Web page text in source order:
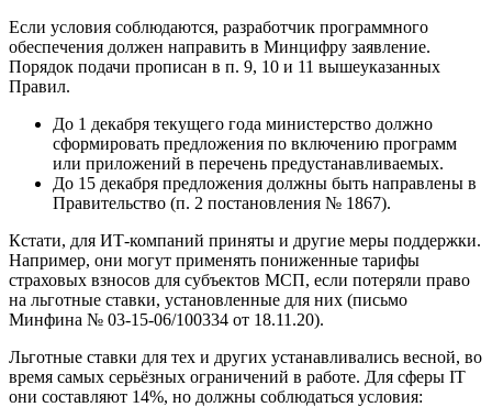
Если условия соблюдаются, разработчик программного
обеспечения должен направить в Минцифру заявление.
Порядок подачи прописан в п. 9, 10 и 11 вышеуказанных
Правил.
До 1 декабря текущего года министерство должно
сформировать предложения по включению программ
или приложений в перечень предустанавливаемых.
До 15 декабря предложения должны быть направлены в
Правительство (п. 2 постановления № 1867).
Кстати, для ИТ-компаний приняты и другие меры поддержки.
Например, они могут применять пониженные тарифы
страховых взносов для субъектов МСП, если потеряли право
на льготные ставки, установленные для них (письмо
Минфина № 03-15-06/100334 от 18.11.20).
Льготные ставки для тех и других устанавливались весной, во
время самых серьёзных ограничений в работе. Для сферы IT
они составляют 14%, но должны соблюдаться условия: